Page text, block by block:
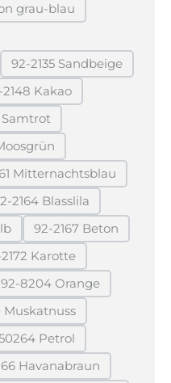
grau-blau
ist zurzeit nicht
nicht verfügbar.)
zurzeit nicht verfügbar.)
92-2135 Sandbeige
(Diese Option ist
nicht verfügbar.)
Kakao
(Diese Option ist zurzeit
nicht verfügbar.)
Samtrot
(Diese Option ist zurzeit nicht
nicht verfügbar.)
(Diese Option ist zurzeit nicht
nicht verfügbar.)
Mitternachtsblau
(Diese Option ist zurzeit
nicht verfügbar.)
2164 Blasslila
(Diese Option ist zurzeit
zurzeit nicht verfügbar.)
92-2167 Beton
(Diese Option ist
nicht verfügbar.)
Karotte
(Diese Option ist zurzeit
nicht verfügbar.)
92-8204 Orange
(Diese Option ist
nicht verfügbar.)
Muskatnuss
(Diese Option ist zurzeit nicht
nicht verfügbar.)
Petrol
(Diese Option ist zurzeit
nicht verfügbar.)
Havanabraun
(Diese Option ist zurzeit